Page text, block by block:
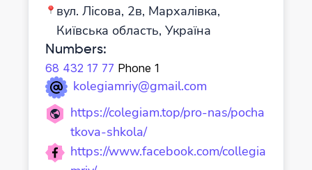
вул. Лісова, 2в, Мархалівка,
Київська область, Україна
Numbers:
68 432 17 77 Phone 1
kolegiamriy@gmail.com
https://colegiam.top/pro-nas/pocha
tkova-shkola/
https://www.facebook.com/collegia